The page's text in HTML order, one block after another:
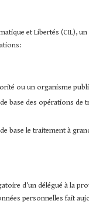
et Libertés (CIL),
ou un organisme
base des opérations de
base le traitement à
d’un délégué à la
personnelles fait